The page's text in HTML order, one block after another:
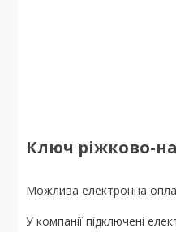
Ключ ріжково-
У компанії підключені